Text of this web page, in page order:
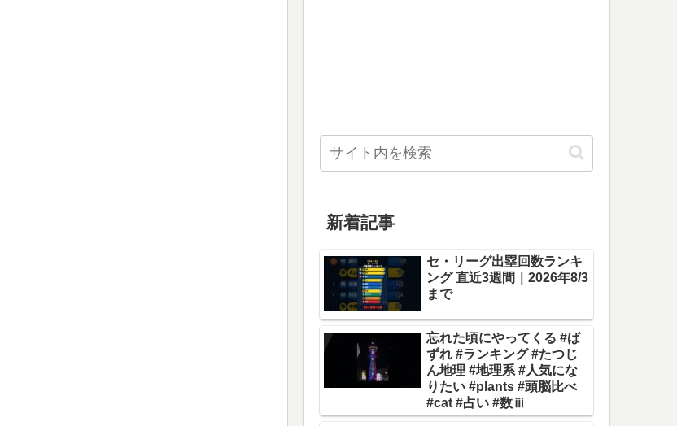
新着記事
セ・リーグ出塁回数ランキ
ング 直近3週間｜2026年8/3
まで
忘れた頃にやってくる #ば
ずれ #ランキング #たつじ
ん地理 #地理系 #人気にな
りたい #plants #頭脳比べ
#cat #占い #数ⅲ